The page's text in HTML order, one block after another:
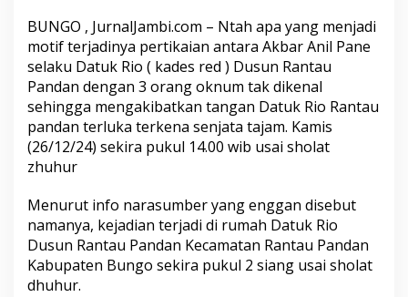
n
a
S
a
j
a
m
k
a
t
i
k
BUNGO , JurnalJambi.com – Ntah apa yang menjadi
motif terjadinya pertikaian antara Akbar Anil Pane
selaku Datuk Rio ( kades red ) Dusun Rantau
Pandan dengan 3 orang oknum tak dikenal
sehingga mengakibatkan tangan Datuk Rio Rantau
pandan terluka terkena senjata tajam. Kamis
(26/12/24) sekira pukul 14.00 wib usai sholat
zhuhur
Menurut info narasumber yang enggan disebut
namanya, kejadian terjadi di rumah Datuk Rio
Dusun Rantau Pandan Kecamatan Rantau Pandan
Kabupaten Bungo sekira pukul 2 siang usai sholat
dhuhur.